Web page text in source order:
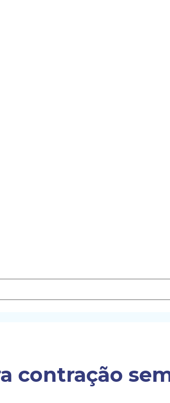
contração